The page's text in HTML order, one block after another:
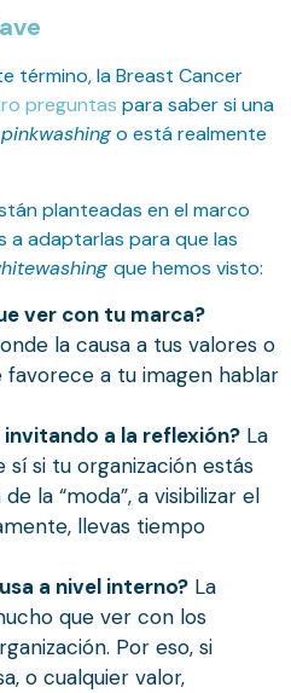
término, la Breast Cancer
preguntas para saber si una
pinkwashingo está realmente
planteadas en el marco
a adaptarlas para que las
que hemos visto:
ver con tu marca?
la causa a tus valores o
a tu imagen hablar
a la reflexión? La
sí si tu organización estás
la “moda”, a visibilizar el
llevas tiempo
a nivel interno? La
que ver con los
Por eso, si
o cualquier valor,